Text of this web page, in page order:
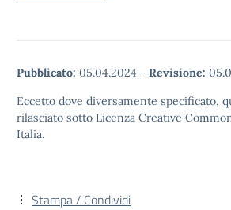
Pubblicato: 05.04.2024 - Revisione:
Eccetto dove diversamente specificato,
rilasciato sotto Licenza Creative
Italia.
Stampa / Condividi